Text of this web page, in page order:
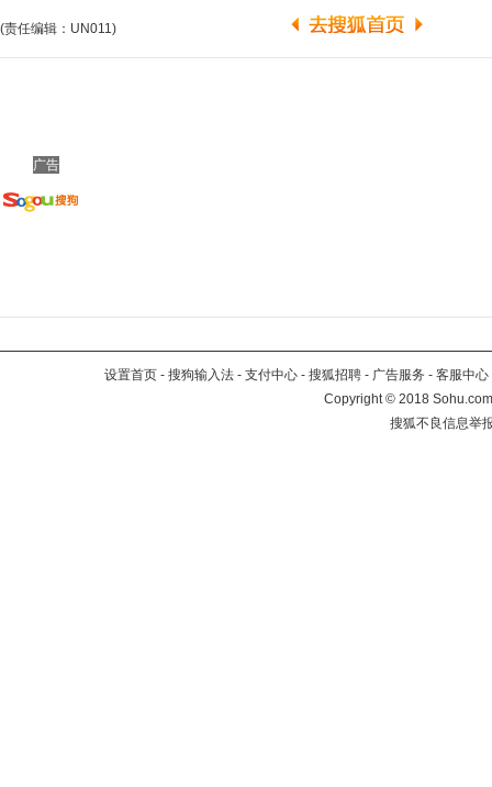
(责任编辑：UN011)
广告
设置首页 - 搜狗输入法 - 支付中心 - 搜狐招聘 - 广告服务 - 客服中心
Copyright©2018
搜狐不良信息举